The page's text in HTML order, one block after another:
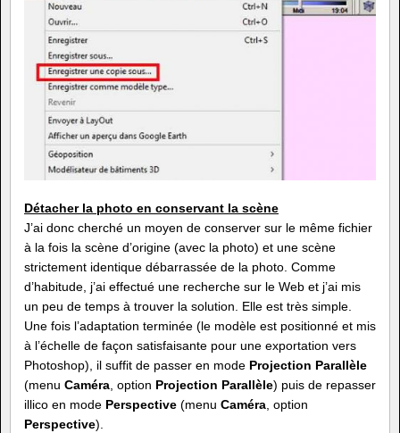
Détacher la photo en conservant la scène
J’ai donc cherché un moyen de conserver sur le même fichier
à la fois la scène d’origine (avec la photo) et une scène
strictement identique débarrassée de la photo. Comme
d’habitude, j’ai effectué une recherche sur le Web et j’ai mis
un peu de temps à trouver la solution. Elle est très simple.
Une fois l’adaptation terminée (le modèle est positionné et mis
à l’échelle de façon satisfaisante pour une exportation vers
Photoshop), il suffit de passer en mode Projection Parallèle
(menu Caméra, option Projection Parallèle) puis de repasser
illico en mode Perspective (menu Caméra, option
Perspective).